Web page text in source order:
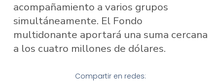
acompañamiento a varios grupos
simultáneamente. El Fondo
multidonante aportará una suma cercana
a los cuatro millones de dólares.
Compartir en redes: